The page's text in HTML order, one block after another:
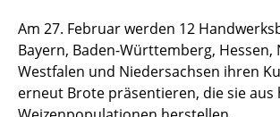
Am 27. Februar werden 12
Bayern, Baden-Württemberg,
Westfalen und Niedersachsen ihren
erneut Brote präsentieren, die sie